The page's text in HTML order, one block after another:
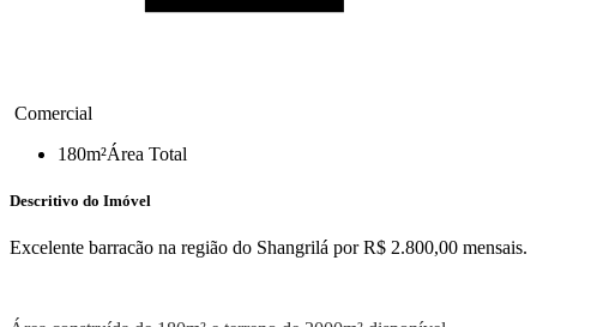
Comercial
180m²Área Total
Descritivo do Imóvel
Excelente barracão na região do Shangrilá por R$ 2.800,00 mensais.